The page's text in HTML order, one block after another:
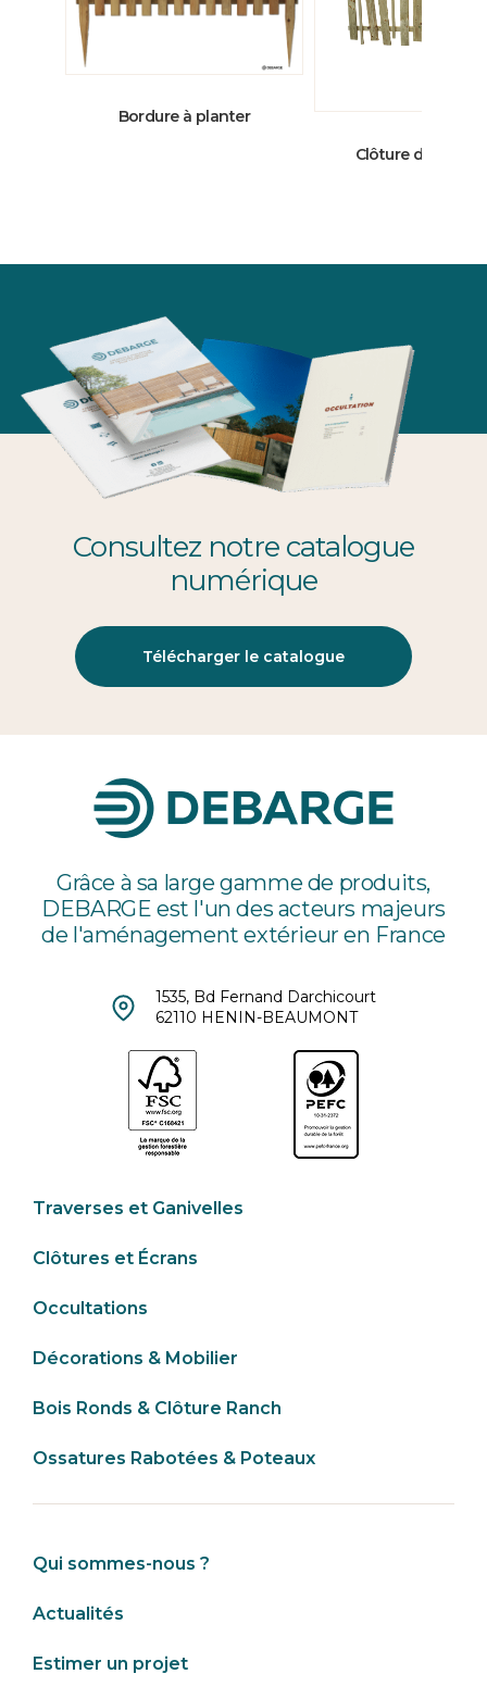
Bordure à planter
Clôture
Consultez notre catalogue
numérique
Télécharger le catalogue
Grâce à sa large gamme de produits,
DEBARGE est l'un des acteurs majeurs
de l'aménagement extérieur en France
1535, Bd Fernand Darchicourt
62110 HENIN-BEAUMONT
Traverses et Ganivelles
Clôtures et Écrans
Occultations
Décorations & Mobilier
Bois Ronds & Clôture Ranch
Ossatures Rabotées & Poteaux
Qui sommes-nous ?
Actualités
Estimer un projet